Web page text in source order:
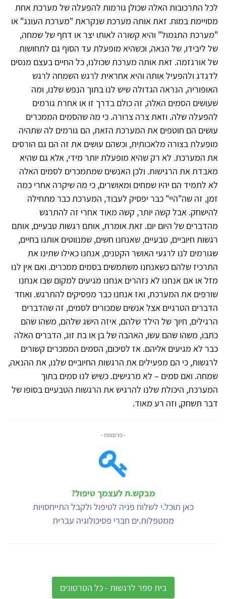
לכל התרכובות האלה שכולן גורמות להפעלה של מערכת אחת
מסויימת במוח. זאת אותה מערכת שנקראת "מערכת העונג" או
"מערכת התגמול" והיא קשורה לאותו יצר או דחף של שמחה,
של ליבידו, של הנאה, וכשהיא מופעלת עד הסוף גם לתחושות
של אורגזמה. זאת אותה מערכת שכולנו, כל החיים בעצם מנסים
לדגדג ולהפעיל אותה והיא אחראית לרגש השמחה לרגש
האופוריה, הנראה הגדולה שיש לנו בתוך הנפש שלנו, ומה
שעושים הסמים האלה, זה כולם בדרך זו או אחרת גורמים
להפעלה שלה. וזאת צרה צרורה. כי מה שהסמים הממכרים
עושים הם חוטפים את המערכת הזאת, הם גורמים לה שתהיה
מופעלת בצורה מלאכותית, וכשהם עושים את זה הם גם הורסים
את המערכת. לא רק שהיא מופעלת יותר מידי, אלא גם שהיא
מאבדת את הרגישות. ולכן האנשים שמתמכרים לסמים האלה
לא לתמיד הם יהיו שמחים ומאושרים, כי מה שיקרה אחרי כמה
זמן, זה שה"היי" כבר יפסיק לעבוד, המערכת כבר מתחילה
להישחק. אבל קשה יותר, קשה מאוד אחרי זה להתרגש
מהדברים של היום יום. זאת אומרת, אותם רגשות טבעיים, אותם
רגשות חיוביים, טבעיים, שאנחנו חשים, שמנווטים אותנו בחיים,
שגורמים לנו לרגעי האושר הקטנים, אנחנו כאילו שתינו את
התרכיז שלהם כשאנחנו משתמשים בסמים ממכרים. ואם אין לנו
מזל או אם אנחנו לא נזהרים אנחנו מגיעים למקום שבו אנחנו
שורפים את המערכת, ואז אנחנו כבר מפסיקים להתרגש. ואחד
הדברים הטרגיים אצל אנשים שמכורים לסמים, זה שהדברים
הרגילים, חיוך של הילד שלהם, איזה הישג שלהם, משהו שהם
כתבו, משהו שהם עשו, האהבה של בן או בת זוג, הדברים האלה
כבר לא מגיעים אליהם. אז לסיכום, הסמים הממכרים קשורים
לרגשות, כי הם מפעילים את הרגשות החיוביים שלנו, את ההנאה,
שמחה. ואם סמים – לא מרגישים. כשיש לנו סמים בתוך
המערכת, היכולת שלנו להרגיש את הרגשות הטבעיים בסופו של
דבר תשחק, וזה רע מאוד.
- פרסומת -
מבקש.ת לעצמך טיפול?
כאן תוכל.י לשלוח פניה לטיפול ולקבל התייחסויות
ממטפלות.ים חברי פסיכולוגיה עברית
בית ספר לרגשות - כל הסרטונים